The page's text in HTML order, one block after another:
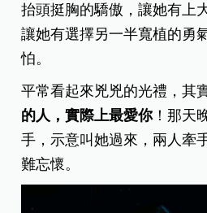
抬頭挺胸的驕傲，讓她有上
讓她有選擇另一半寬植的勇
怕。
平常看起來兇兇的光禮，其
的人，實際上最愛你！那天
手，示意叫她過來，兩人牽
難忘懷。